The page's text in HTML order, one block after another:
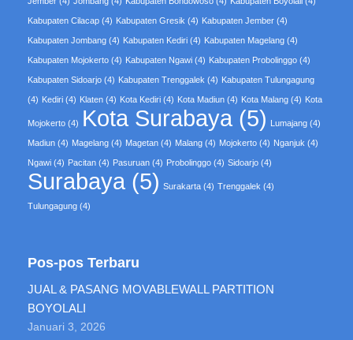
Kabupaten Cilacap (4) Kabupaten Gresik (4) Kabupaten Jember (4)
Kabupaten Jombang (4) Kabupaten Kediri (4) Kabupaten Magelang (4)
Kabupaten Mojokerto (4) Kabupaten Ngawi (4) Kabupaten Probolinggo (4)
Kabupaten Sidoarjo (4) Kabupaten Trenggalek (4) Kabupaten Tulungagung
(4) Kediri (4) Klaten (4) Kota Kediri (4) Kota Madiun (4) Kota Malang (4) Kota
Mojokerto (4) Kota Surabaya (5) Lumajang (4)
Madiun (4) Magelang (4) Magetan (4) Malang (4) Mojokerto (4) Nganjuk (4)
Ngawi (4) Pacitan (4) Pasuruan (4) Probolinggo (4) Sidoarjo (4)
Surabaya (5) Surakarta (4) Trenggalek (4)
Tulungagung (4)
Pos-pos Terbaru
JUAL & PASANG MOVABLEWALL PARTITION
BOYOLALI
Januari 3, 2026